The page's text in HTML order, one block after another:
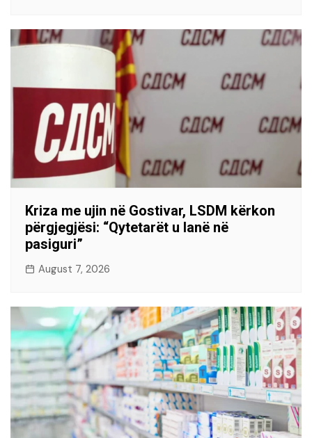
Kriza me ujin në Gostivar, LSDM kërkon
përgjegjësi: “Qytetarët u lanë në
pasiguri”
August 7, 2026